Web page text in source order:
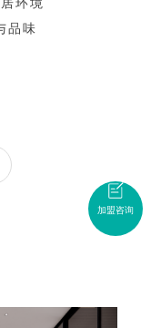
居环 境
品 味
加盟咨询